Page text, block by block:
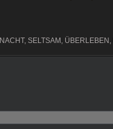
NACHT, SELTSAM , ÜBERLEBEN ,